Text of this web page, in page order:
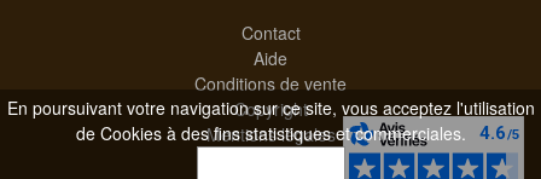
Contact
Aide
Conditions de vente
Copyright
Mentions légales
En poursuivant votre navigation sur ce site, vous acceptez l'utilisation
de Cookies à des fins statistiques et commerciales.